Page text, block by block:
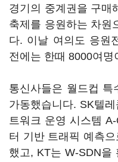
경기의 중계권을 구매
축제를 응원하는 차원
다. 이날 여의도 응원
전에는 한때 8000여명
통신사들은 월드컵
가동했습니다. SK텔
트워크 운영 시스템
터 기반 트래픽 예측
했고, KT는 W-SDN을